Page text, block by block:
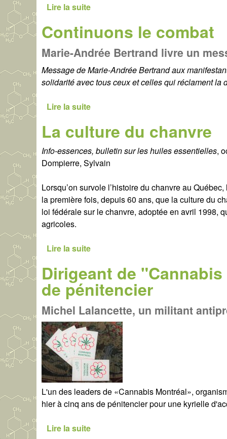
Lire la suite
L
g
r
a
d
'
u
n
n
o
u
e
é
c
o
n
o
m
i
e
Continuons le combat
Marie-Andrée Bertrand livre un
Message de Marie-Andrée Bertrand aux
solidarité avec tous ceux et celles qui réclament la
Lire la suite
C
n
t
n
u
o
c
o
b
a
t
La culture du chanvre
Info-essences, bulletin sur les huiles essentielles,
Dompierre, Sylvain
Lorsqu’on survole l’histoire du chanvre au
la première fois, depuis 60 ans, que la culture du
loi fédérale sur le chanvre, adoptée en avril 1998,
agricoles.
Lire la suite
L
a
c
u
l
t
u
r
e
d
u
c
Dirigeant de
de pénitencier
Michel Lalancette, un militant
L'un des leaders de «Cannabis Montréal»,
hier à cinq ans de pénitencier pour une kyrielle
Lire la suite